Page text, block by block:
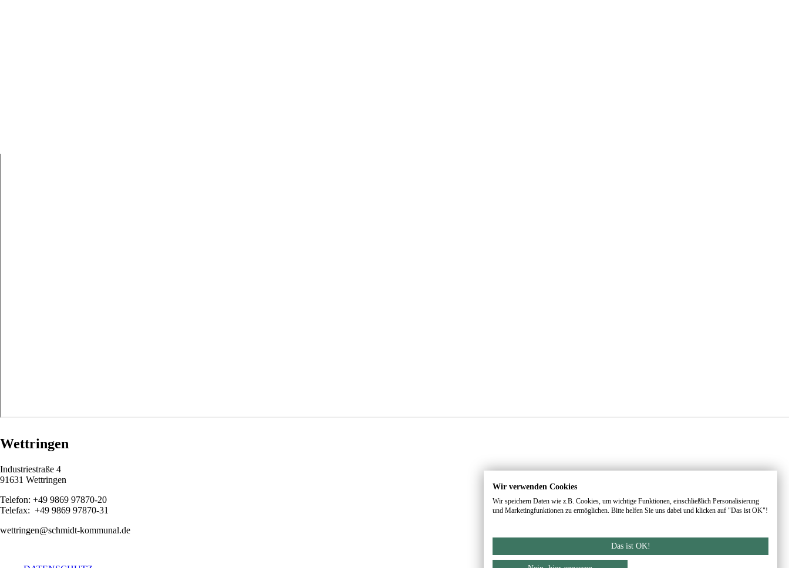
Wettringen
Industriestraße 4
91631 Wettringen
Telefon: +49 9869 97870-20
Telefax: +49 9869 97870-31
wettringen@schmidt-kommunal.de
Wir verwenden Cookies
Wir speichern Daten wie z.B. Cookies, um wichtige Funktionen, einschließlich Personalisierung
und Marketingfunktionen zu ermöglichen. Bitte helfen Sie uns dabei und klicken auf "Das ist OK"!
Das ist OK!